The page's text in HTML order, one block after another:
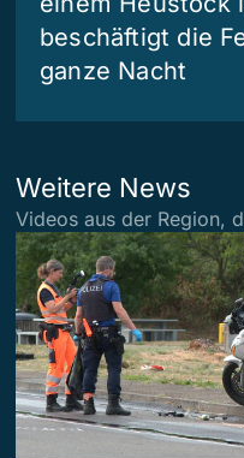
beschäftigt die
ganze Nacht
Weitere News
Videos aus der Region,